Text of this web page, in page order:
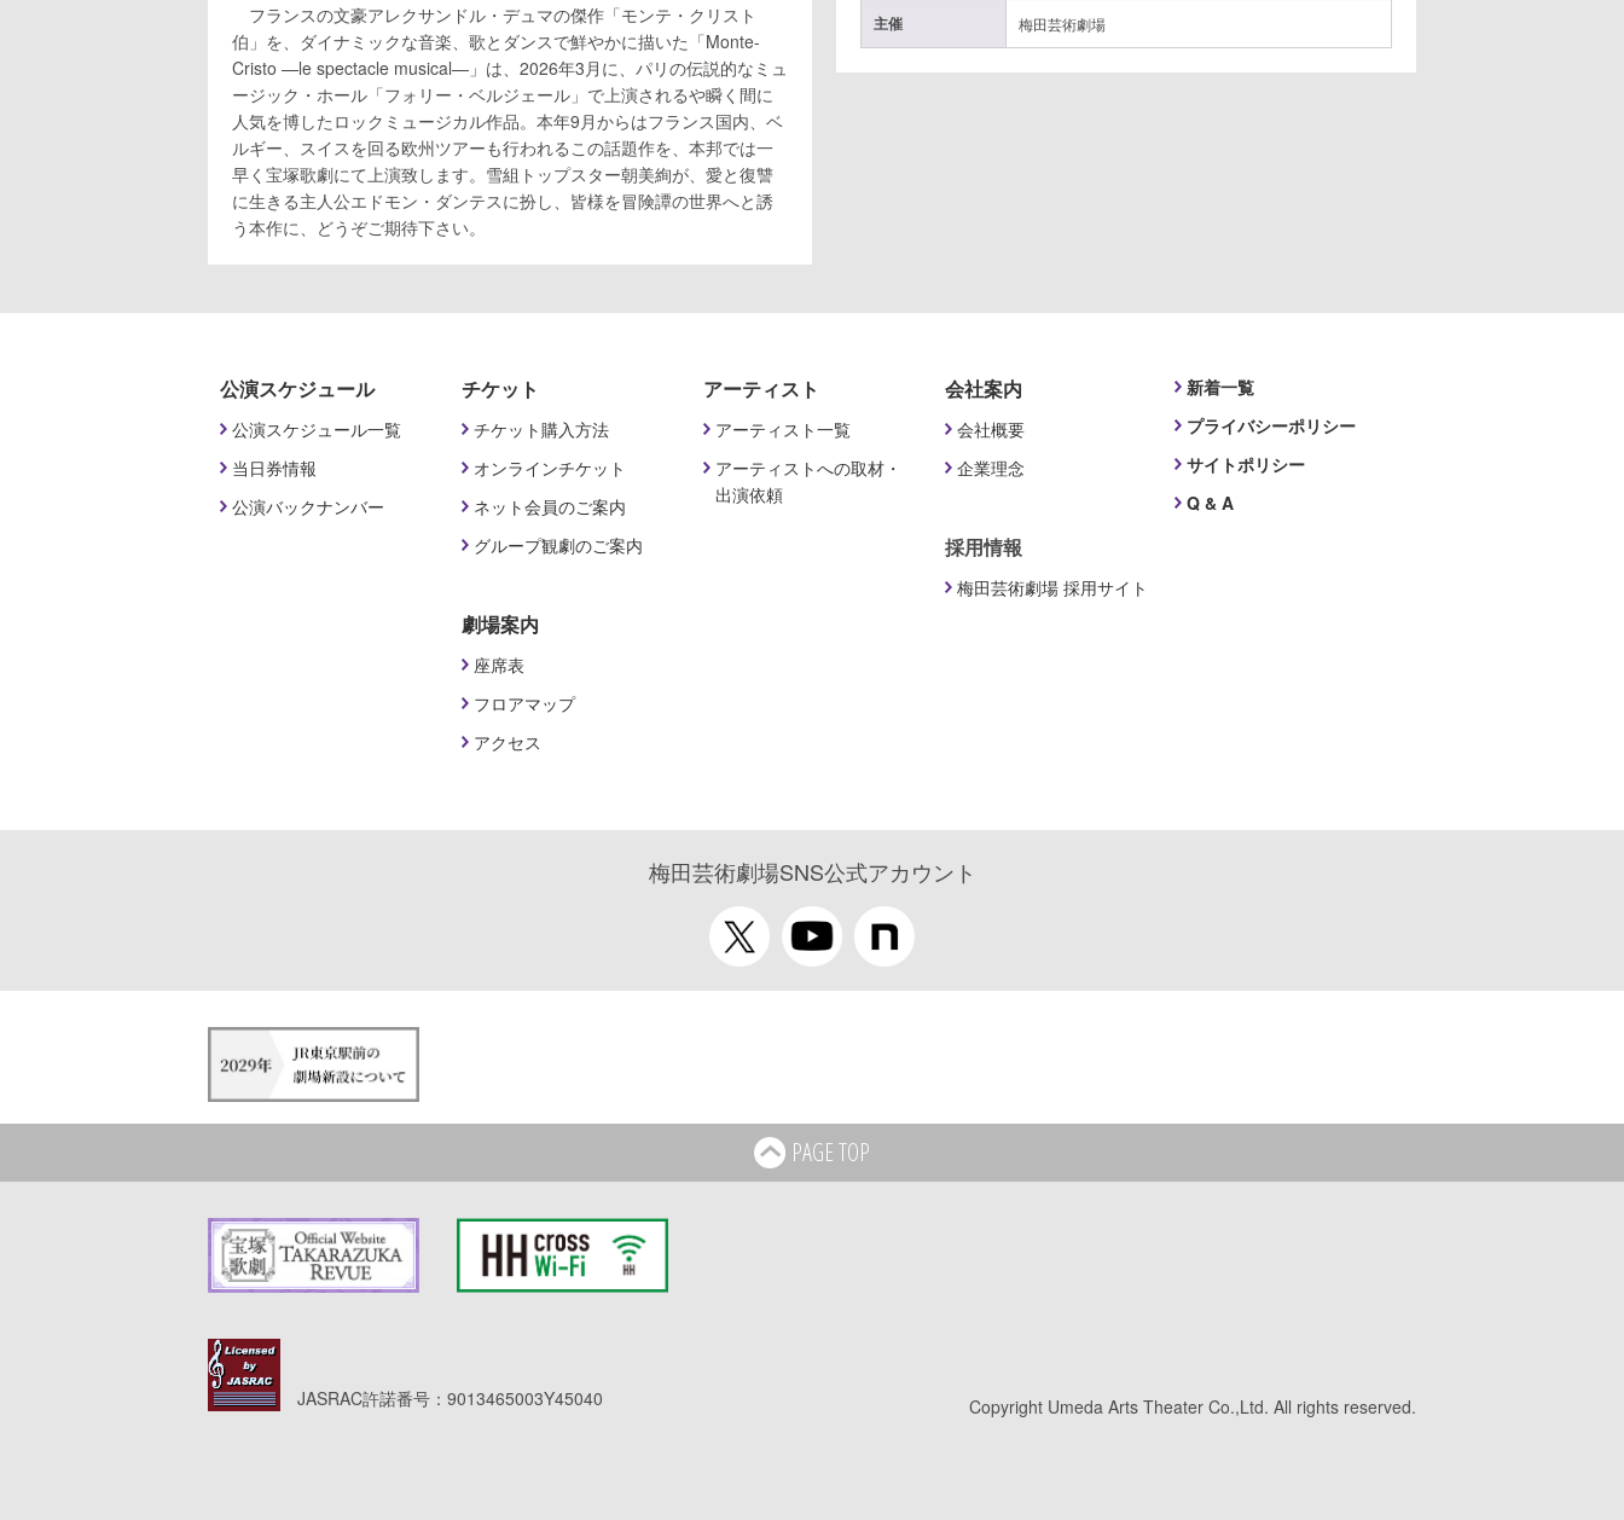
フランスの文豪アレクサンドル・デュマの傑作「モンテ・クリスト
伯」を、ダイナミックな音楽、歌とダンスで鮮やかに描いた「Monte-
Cristo —le spectacle musical—」は、2026年3月に、パリの伝説的なミュ
ージック・ホール「フォリー・ベルジェール」で上演されるや瞬く間に
人気を博したロックミュージカル作品。本年9月からはフランス国内、ベ
ルギー、スイスを回る欧州ツアーも行われるこの話題作を、本邦では一
早く宝塚歌劇にて上演致します。雪組トップスター朝美絢が、愛と復讐
に生きる主人公エドモン・ダンテスに扮し、皆様を冒険譚の世界へと誘
う本作に、どうぞご期待下さい。
主催 梅田芸術劇場
公演スケジュール
公演スケジュール一覧
当日券情報
公演バックナンバー
チケット
チケット購入方法
オンラインチケット
ネット会員のご案内
グループ観劇のご案内
劇場案内
座席表
フロアマップ
アクセス
アーティスト
アーティスト一覧
アーティストへの取材・
出演依頼
会社案内
会社概要
企業理念
採用情報
梅田芸術劇場 採用サイト
新着一覧
プライバシーポリシー
サイトポリシー
Q & A
梅田芸術劇場SNS公式アカウント
PAGE TOP
JASRAC許諾番号：9013465003Y45040 Copyright Umeda Arts Theater Co.,Ltd. All rights reserved.